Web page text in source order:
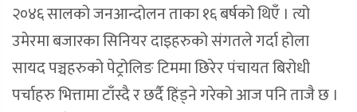
२०४६ सालको जनआन्दोलन ताका १६ बर्षको थिएँ । त्यो
उमेरमा बजारका सिनियर दाइहरुको संगतले गर्दा होला
सायद पञ्चहरुको पेट्रोलिङ टिममा छिरेर पंचायत बिरोधी
पर्चाहरु भित्तामा टाँस्दै र छर्दै हिंड्ने गरेको आज पनि ताजै छ ।